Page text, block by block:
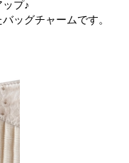
プ♪
ッグチャームです。